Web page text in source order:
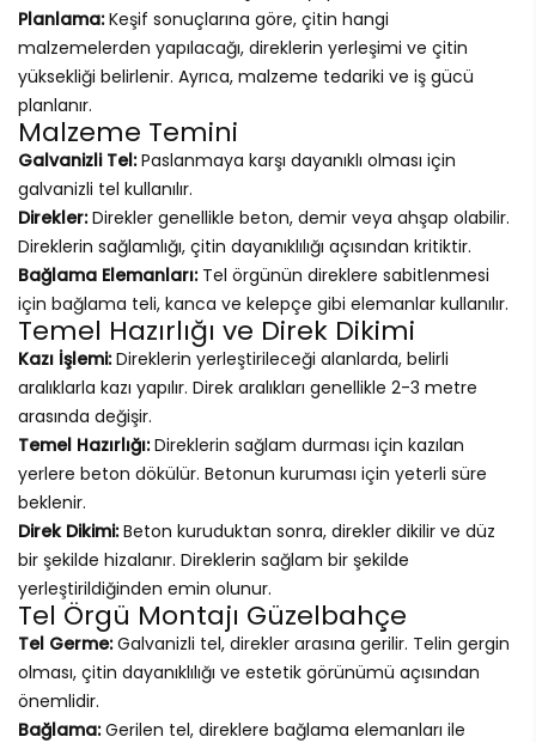
Planlama:Keşif sonuçlarına göre, çitin hangi
malzemelerden yapılacağı, direklerin yerleşimi ve çitin
yüksekliği belirlenir. Ayrıca, malzeme tedariki ve iş gücü
planlanır.
Malzeme Temini
Galvanizli Tel:Paslanmaya karşı dayanıklı olması için
galvanizli tel kullanılır.
Direkler:Direkler genellikle beton, demir veya ahşap olabilir.
Direklerin sağlamlığı, çitin dayanıklılığı açısından kritiktir.
Bağlama Elemanları:Tel örgünün direklere sabitlenmesi
için bağlama teli, kanca ve kelepçe gibi elemanlar kullanılır.
Temel Hazırlığı ve Direk Dikimi
Kazı İşlemi:Direklerin yerleştirileceği alanlarda, belirli
aralıklarla kazı yapılır. Direk aralıkları genellikle 2-3 metre
arasında değişir.
Temel Hazırlığı:Direklerin sağlam durması için kazılan
yerlere beton dökülür. Betonun kuruması için yeterli süre
beklenir.
Direk Dikimi:Beton kuruduktan sonra, direkler dikilir ve düz
bir şekilde hizalanır. Direklerin sağlam bir şekilde
yerleştirildiğinden emin olunur.
Tel Örgü Montajı Güzelbahçe
Tel Germe:Galvanizli tel, direkler arasına gerilir. Telin gergin
olması, çitin dayanıklılığı ve estetik görünümü açısından
önemlidir.
Bağlama:Gerilen tel, direklere bağlama elemanları ile